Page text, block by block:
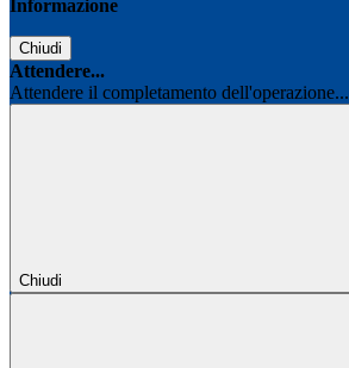
Informazione
Chiudi
Attendere...
Attendere il completamento dell'operazione...
Chiudi